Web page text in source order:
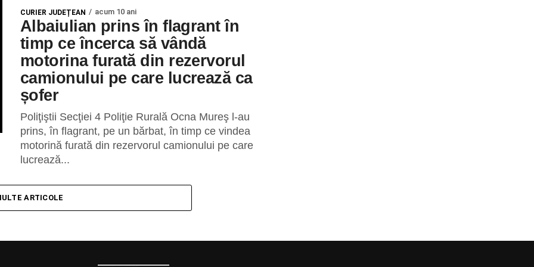
CURIER JUDEȚEAN acum 10 ani
Albaiulian prins în flagrant în
timp ce încerca să vândă
motorina furată din rezervorul
camionului pe care lucrează ca
șofer
Poliţiştii Secţiei 4 Poliţie Rurală Ocna Mureş l-au
prins, în flagrant, pe un bărbat, în timp ce vindea
motorină furată din rezervorul camionului pe care
lucrează...
ARTICOLE